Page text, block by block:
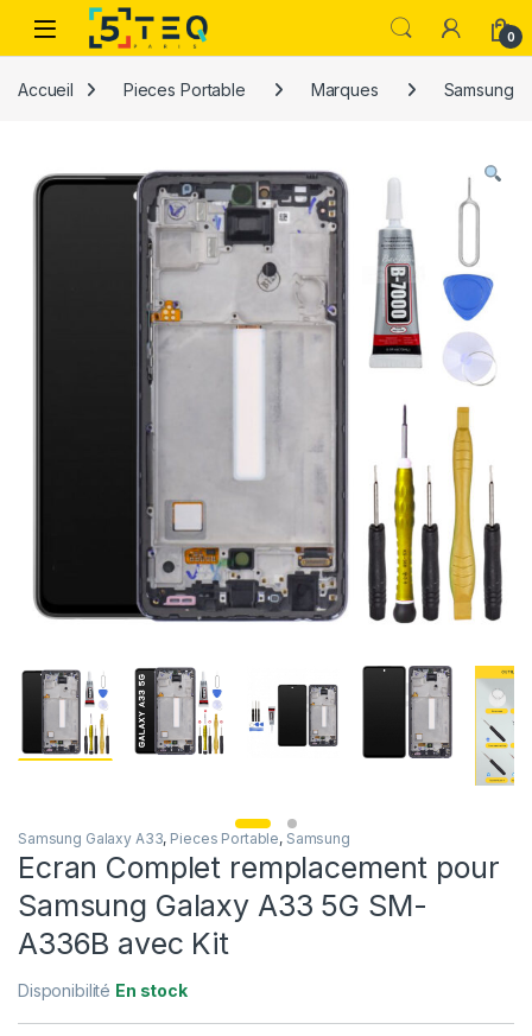
Passer à la navigation
Aller au contenu
0
Accueil Pieces Portable Marques Samsung
Samsung Galaxy A33, Pieces Portable, Samsung
Ecran Complet remplacement pour
Samsung Galaxy A33 5G SM-
A336B avec Kit
Disponibilité En stock